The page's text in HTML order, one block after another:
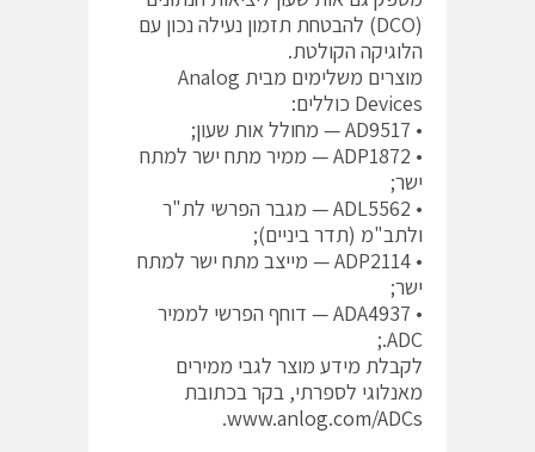
(DCO) להבטחת תזמון נעילה נכון עם
הלוגיקה הקולטת.
מוצרים משלימים מבית Analog
Devices כוללים:
• AD9517 — מחולל אות שעון;
• ADP1872 — ממיר מתח ישר למתח
ישר;
• ADL5562 — מגבר הפרשי לת"ר
ולתב"מ (תדר ביניים);
• ADP2114 — מייצב מתח ישר למתח
ישר;
• ADA4937 — דוחף הפרשי לממיר
ADC.;
לקבלת מידע מוצר לגבי ממירים
מאנלוגי לספרתי, בקר בכתובת
www.anlog.com/ADCs
.